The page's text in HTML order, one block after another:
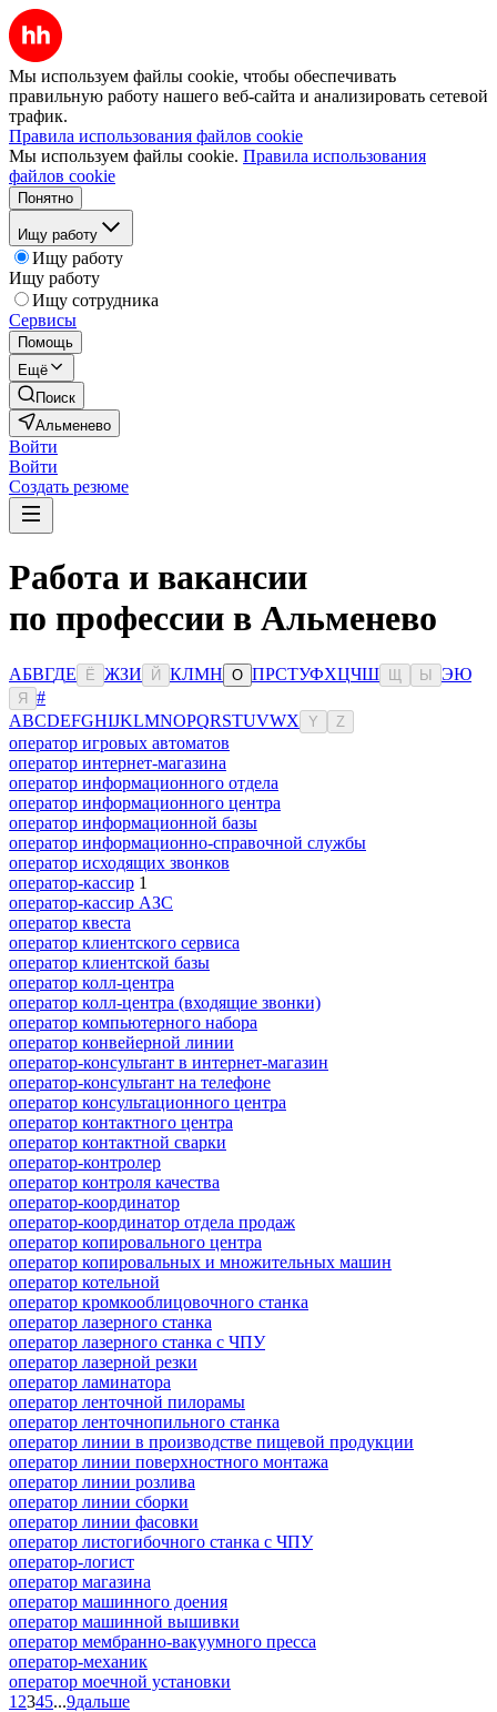
Мы используем файлы cookie, чтобы обеспечивать
правильную работу нашего веб-сайта и анализировать сетевой
трафик.
Правила использования файлов cookie
Мы используем файлы cookie. Правила использования
файлов cookie
Понятно
Ищу работу
Ищу работу
Ищу работу
Ищу сотрудника
Сервисы
Помощь
Ещё
Поиск
Альменево
Войти
Войти
Создать резюме
Работа и вакансии
по профессии в Альменево
АБВГДЕ Ё ЖЗИ Й КЛМН О ПРСТУФХЦЧШ Ы ЭЮ
Я
#
ABCDEFGHIJKLMNOPQRSTUVWX Y Z
оператор игровых автоматов
оператор интернет-магазина
оператор информационного отдела
оператор информационного центра
оператор информационной базы
оператор информационно-справочной службы
оператор исходящих звонков
оператор-кассир 1
оператор-кассир АЗС
оператор квеста
оператор клиентского сервиса
оператор клиентской базы
оператор колл-центра
оператор колл-центра (входящие звонки)
оператор компьютерного набора
оператор конвейерной линии
оператор-консультант в интернет-магазин
оператор-консультант на телефоне
оператор консультационного центра
оператор контактного центра
оператор контактной сварки
оператор-контролер
оператор контроля качества
оператор-координатор
оператор-координатор отдела продаж
оператор копировального центра
оператор копировальных и множительных машин
оператор котельной
оператор кромкооблицовочного станка
оператор лазерного станка
оператор лазерного станка с ЧПУ
оператор лазерной резки
оператор ламинатора
оператор ленточной пилорамы
оператор ленточнопильного станка
оператор линии в производстве пищевой продукции
оператор линии поверхностного монтажа
оператор линии розлива
оператор линии сборки
оператор линии фасовки
оператор листогибочного станка с ЧПУ
оператор-логист
оператор магазина
оператор машинного доения
оператор машинной вышивки
оператор мембранно-вакуумного пресса
оператор-механик
оператор моечной установки
1 2345...9дальше